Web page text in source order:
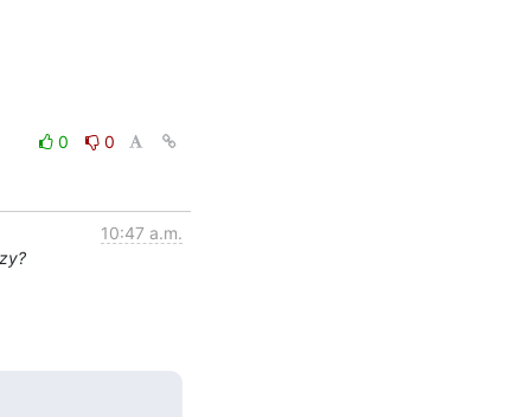
0
0
10:47 a.m.